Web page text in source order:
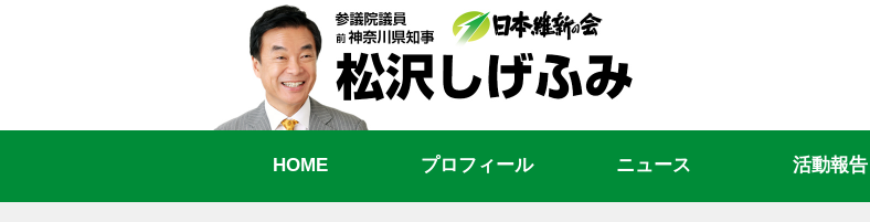
HOME プロフィール ニュース 活動報告